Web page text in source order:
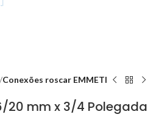
Conexões roscar EMMETI
20 mm x 3/4 Polegada